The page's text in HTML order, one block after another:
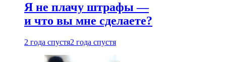
Я не плачу штрафы —
и что вы мне сделаете?
2 года спустя2 года спустя